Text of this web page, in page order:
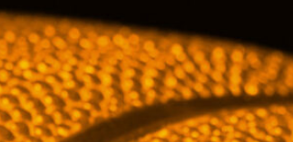
vuotiaat pojat
voittivat